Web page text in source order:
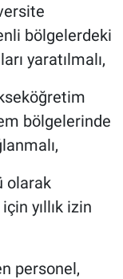
bölgelerdeki
yaratılmalı,
bölgelerinde
olarak
yıllık izin
personel,